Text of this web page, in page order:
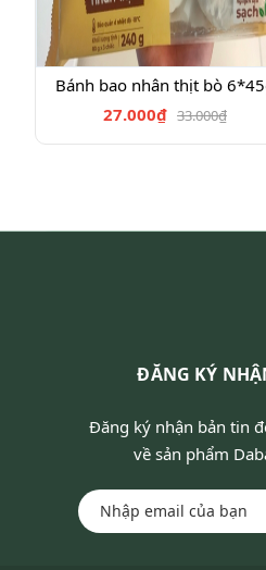
Bánh bao nhân thịt bò
27.000₫ 33.000₫
ĐĂNG KÝ
Đăng ký nhận bản tin
về sản phẩm